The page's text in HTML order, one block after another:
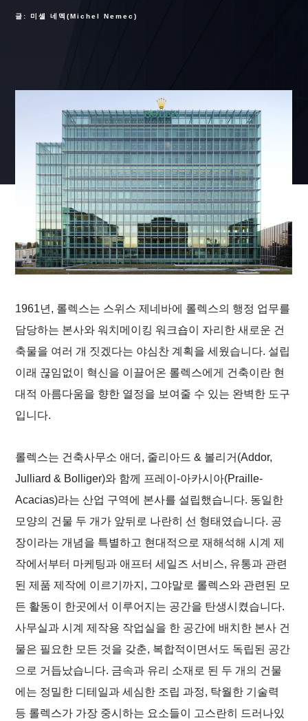
글: 미셸 네멕(Michel Nemec)
1961년, 롤렉스는 스위스 제네바에 롤렉스의 행정 업무를
담당하는 본사와 워치메이킹 워크숍이 자리한 새로운 건
축물을 여러 개 짓겠다는 야심찬 계획을 세웠습니다. 설립
이래 끊임없이 혁신을 이끌어온 롤렉스에게 건축이란 현
대적 아름다움을 향한 열정을 보여줄 수 있는 완벽한 도구
입니다.
롤렉스는 건축사무소 애더, 줄리아드 & 볼리거(Addor,
Julliard & Bolliger)와 함께 프레이-아카시아(Praille-
Acacias)라는 산업 구역에 본사를 설립했습니다. 동일한
모양의 건물 두 개가 앞뒤로 나란히 선 형태였습니다. 공
장이라는 개념을 특별하고 현대적으로 재해석해 시계 제
작에서부터 마케팅과 애프터 세일즈 서비스, 유통과 관련
된 제품 제작에 이르기까지, 그야말로 롤렉스와 관련된 모
든 활동이 한곳에서 이루어지는 공간을 탄생시켰습니다.
사무실과 시계 제작용 작업실을 한 공간에 배치한 본사 건
물은 필요한 모든 것을 갖춘, 복합적이면서도 독립된 공간
으로 거듭났습니다. 금속과 유리 소재로 된 두 개의 건물
에는 정밀한 디테일과 세심한 조립 과정, 탁월한 기술력
등 롤렉스가 가장 중시하는 요소들이 고스란히 드러나있